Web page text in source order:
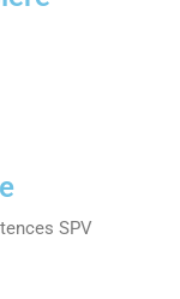
SPV